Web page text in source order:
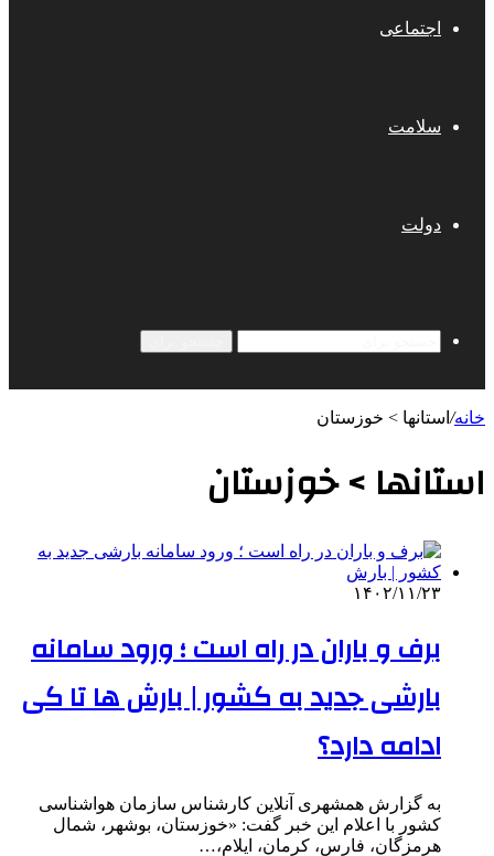
اجتماعی
سلامت
دولت
خانه/ استانها > خوزستان
استانها > خوزستان
۱۴۰۲/۱۱/۲۳
برف و باران در راه است ؛ ورود سامانه
بارشی جدید به کشور | بارش‌ ها تا کی
ادامه دارد؟
به گزارش همشهری ‌آنلاین کارشناس سازمان هواشناسی
کشور با اعلام این خبر گفت: «خوزستان، بوشهر، شمال
هرمزگان، فارس، کرمان، ایلام،…